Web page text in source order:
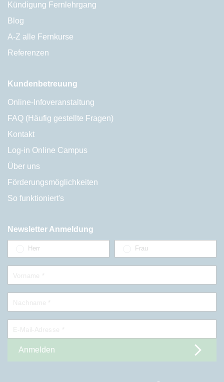
Kündigung Fernlehrgang
Blog
A-Z alle Fernkurse
Referenzen
Kundenbetreuung
Online-Infoveranstaltung
FAQ (Häufig gestellte Fragen)
Kontakt
Log-in Online Campus
Über uns
Förderungsmöglichkeiten
So funktioniert's
Newsletter Anmeldung
Herr Frau
Anmelden